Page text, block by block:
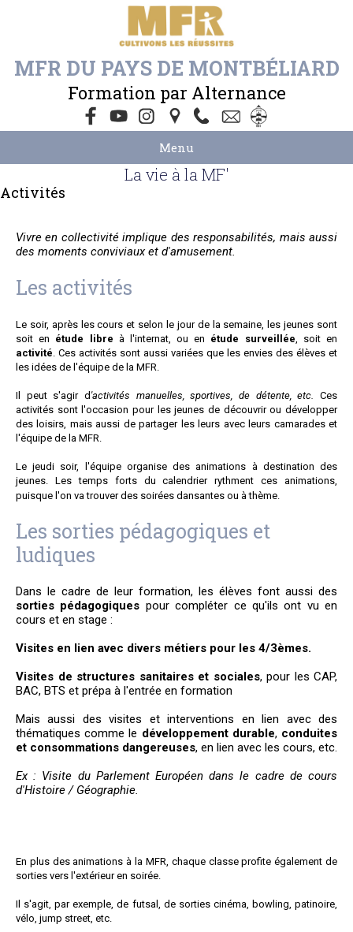
MFR DU PAYS DE MONTBÉLIARD
Formation par Alternance
Menu
La vie à la MF'
Activités
Vivre en collectivité implique des responsabilités, mais aussi
des moments conviviaux et d'amusement.
Les activités
Le soir, après les cours et selon le jour de la semaine, les jeunes sont
soit en étude libre à l'internat, ou en étude surveillée , soit en
activité . Ces activités sont aussi variées que les envies des élèves et
les idées de l'équipe de la MFR.
Il peut s'agir d 'activités manuelles, sportives, de détente, etc. Ces
activités sont l'occasion pour les jeunes de découvrir ou développer
des loisirs, mais aussi de partager les leurs avec leurs camarades et
l'équipe de la MFR.
Le jeudi soir, l'équipe organise des animations à destination des
jeunes. Les temps forts du calendrier rythment ces animations,
puisque l'on va trouver des soirées dansantes ou à thème.
Les sorties pédagogiques et
ludiques
Dans le cadre de leur formation, les élèves font aussi des
sorties pédagogiques pour compléter ce qu'ils ont vu en
cours et en stage :
Visites en lien avec divers métiers pour les 4/3èmes.
Visites de structures sanitaires et sociales, pour les CAP,
BAC, BTS et prépa à l'entrée en formation
Mais aussi des visites et interventions en lien avec des
thématiques comme le développement durable, conduites
et consommations dangereuses, en lien avec les cours, etc.
Ex : Visite du Parlement Européen dans le cadre de cours
d'Histoire / Géographie.
En plus des animations à la MFR, chaque classe profite également de
sorties vers l'extérieur en soirée.
Il s'agit, par exemple, de futsal, de sorties cinéma, bowling, patinoire,
vélo, jump street, etc.